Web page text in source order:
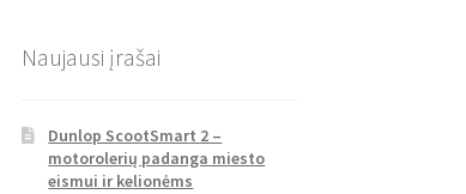
Naujausi įrašai
Dunlop ScootSmart 2 –
motorolerių padanga miesto
eismui ir kelionėms